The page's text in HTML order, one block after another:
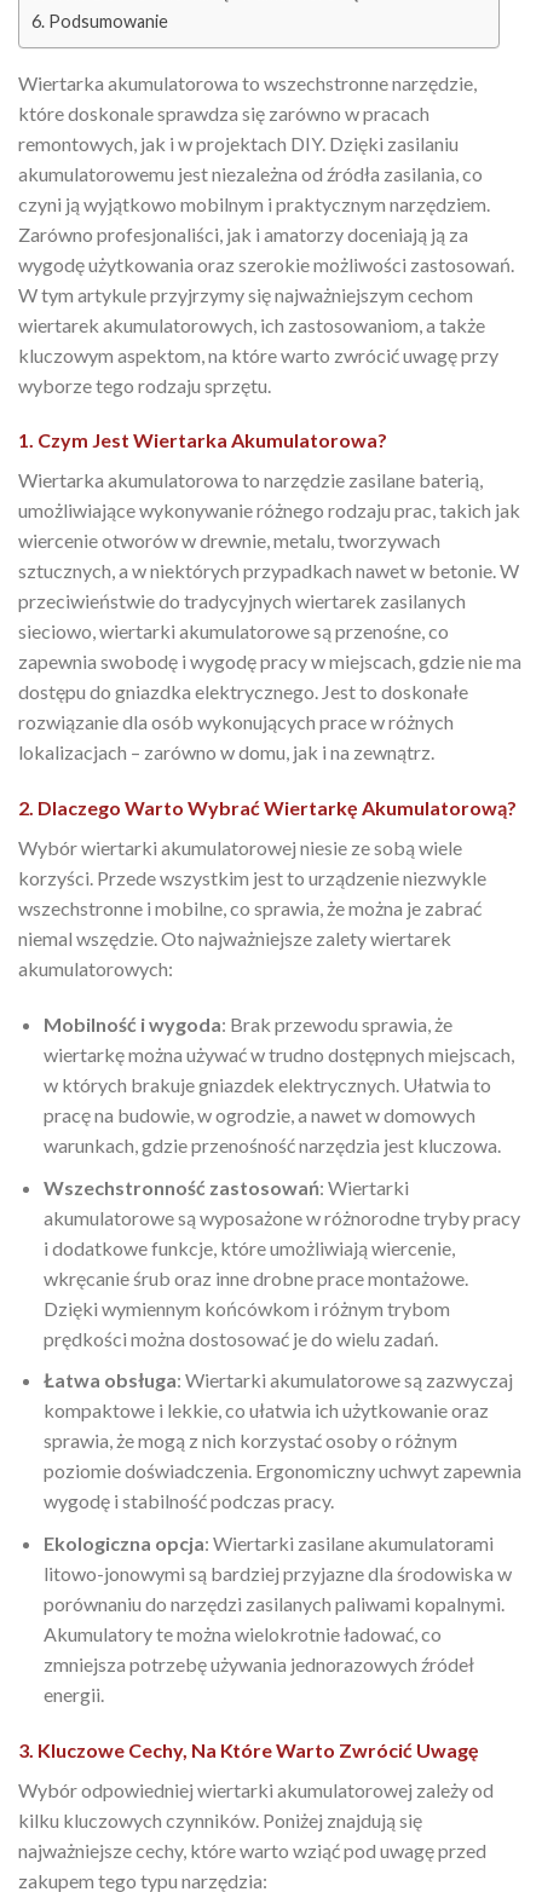
Podsumowanie
Wiertarka akumulatorowa to wszechstronne narzędzie,
które doskonale sprawdza się zarówno w pracach
remontowych, jak i w projektach DIY. Dzięki zasilaniu
akumulatorowemu jest niezależna od źródła zasilania, co
czyni ją wyjątkowo mobilnym i praktycznym narzędziem.
Zarówno profesjonaliści, jak i amatorzy doceniają ją za
wygodę użytkowania oraz szerokie możliwości zastosowań.
W tym artykule przyjrzymy się najważniejszym cechom
wiertarek akumulatorowych, ich zastosowaniom, a także
kluczowym aspektom, na które warto zwrócić uwagę przy
wyborze tego rodzaju sprzętu.
1. Czym Jest Wiertarka Akumulatorowa?
Wiertarka akumulatorowa to narzędzie zasilane baterią,
umożliwiające wykonywanie różnego rodzaju prac, takich jak
wiercenie otworów w drewnie, metalu, tworzywach
sztucznych, a w niektórych przypadkach nawet w betonie. W
przeciwieństwie do tradycyjnych wiertarek zasilanych
sieciowo, wiertarki akumulatorowe są przenośne, co
zapewnia swobodę i wygodę pracy w miejscach, gdzie nie ma
dostępu do gniazdka elektrycznego. Jest to doskonałe
rozwiązanie dla osób wykonujących prace w różnych
lokalizacjach – zarówno w domu, jak i na zewnątrz.
2. Dlaczego Warto Wybrać Wiertarkę Akumulatorową?
Wybór wiertarki akumulatorowej niesie ze sobą wiele
korzyści. Przede wszystkim jest to urządzenie niezwykle
wszechstronne i mobilne, co sprawia, że można je zabrać
niemal wszędzie. Oto najważniejsze zalety wiertarek
akumulatorowych:
Mobilność i wygoda: Brak przewodu sprawia, że
wiertarkę można używać w trudno dostępnych miejscach,
w których brakuje gniazdek elektrycznych. Ułatwia to
pracę na budowie, w ogrodzie, a nawet w domowych
warunkach, gdzie przenośność narzędzia jest kluczowa.
Wszechstronność zastosowań: Wiertarki
akumulatorowe są wyposażone w różnorodne tryby pracy
i dodatkowe funkcje, które umożliwiają wiercenie,
wkręcanie śrub oraz inne drobne prace montażowe.
Dzięki wymiennym końcówkom i różnym trybom
prędkości można dostosować je do wielu zadań.
Łatwa obsługa: Wiertarki akumulatorowe są zazwyczaj
kompaktowe i lekkie, co ułatwia ich użytkowanie oraz
sprawia, że mogą z nich korzystać osoby o różnym
poziomie doświadczenia. Ergonomiczny uchwyt zapewnia
wygodę i stabilność podczas pracy.
Ekologiczna opcja: Wiertarki zasilane akumulatorami
litowo-jonowymi są bardziej przyjazne dla środowiska w
porównaniu do narzędzi zasilanych paliwami kopalnymi.
Akumulatory te można wielokrotnie ładować, co
zmniejsza potrzebę używania jednorazowych źródeł
energii.
3. Kluczowe Cechy, Na Które Warto Zwrócić Uwagę
Wybór odpowiedniej wiertarki akumulatorowej zależy od
kilku kluczowych czynników. Poniżej znajdują się
najważniejsze cechy, które warto wziąć pod uwagę przed
zakupem tego typu narzędzia: